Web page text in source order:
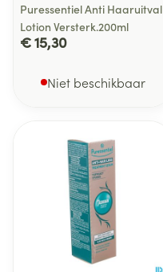
Puressentiel Anti Haaruitval
Lotion Versterk.200ml
€ 15,30
Niet beschikbaar